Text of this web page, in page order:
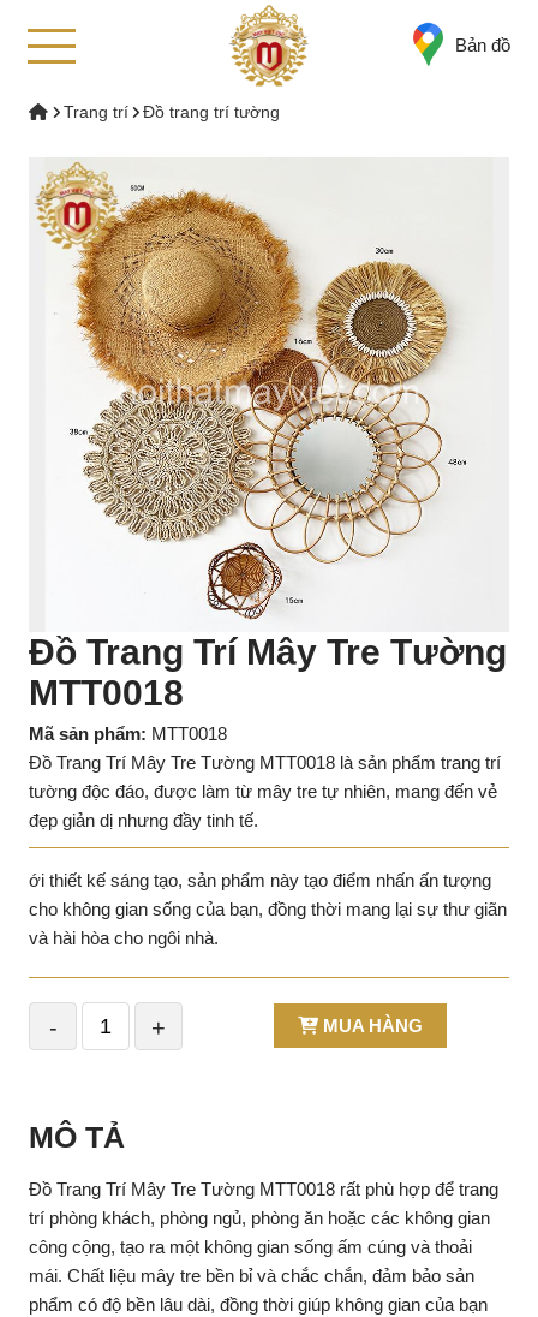
Bản đồ
Trang trí Đồ trang trí tường
Đồ Trang Trí Mây Tre Tường
MTT0018
Mã sản phẩm: MTT0018
Đồ Trang Trí Mây Tre Tường MTT0018 là sản phẩm trang trí
tường độc đáo, được làm từ mây tre tự nhiên, mang đến vẻ
đẹp giản dị nhưng đầy tinh tế.
ới thiết kế sáng tạo, sản phẩm này tạo điểm nhấn ấn tượng
cho không gian sống của bạn, đồng thời mang lại sự thư giãn
và hài hòa cho ngôi nhà.
- + MUA HÀNG
MÔ TẢ
Đồ Trang Trí Mây Tre Tường MTT0018 rất phù hợp để trang
trí phòng khách, phòng ngủ, phòng ăn hoặc các không gian
công cộng, tạo ra một không gian sống ấm cúng và thoải
mái. Chất liệu mây tre bền bỉ và chắc chắn, đảm bảo sản
phẩm có độ bền lâu dài, đồng thời giúp không gian của bạn